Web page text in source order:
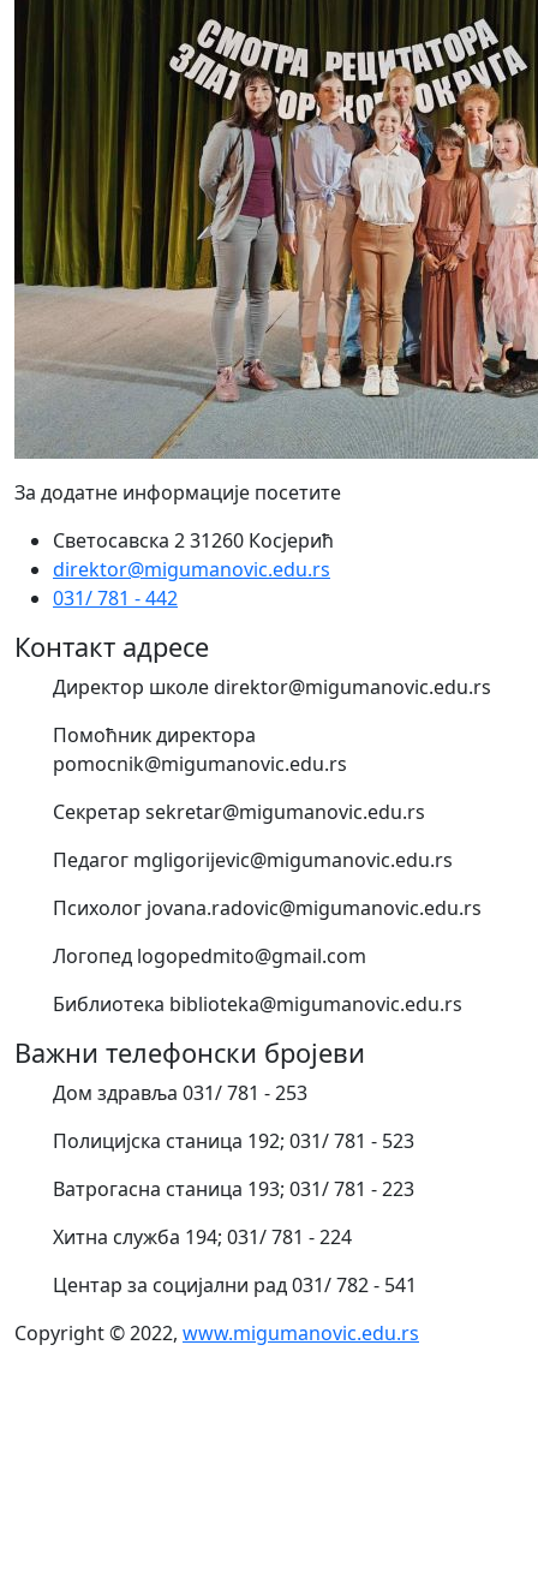
За додатне информације посетите
Светосавска 2 31260 Косјерић
direktor@migumanovic.edu.rs
031/ 781 - 442
Контакт адресе
Директор школе direktor@migumanovic.edu.rs
Помоћник директора
pomocnik@migumanovic.edu.rs
Секретар sekretar@migumanovic.edu.rs
Педагог mgligorijevic@migumanovic.edu.rs
Психолог jovana.radovic@migumanovic.edu.rs
Логопед logopedmito@gmail.com
Библиотека biblioteka@migumanovic.edu.rs
Важни телефонски бројеви
Дом здравља 031/ 781 - 253
Полицијска станица 192; 031/ 781 - 523
Ватрогасна станица 193; 031/ 781 - 223
Хитна служба 194; 031/ 781 - 224
Центар за социјални рад 031/ 782 - 541
Copyright © 2022, www.migumanovic.edu.rs